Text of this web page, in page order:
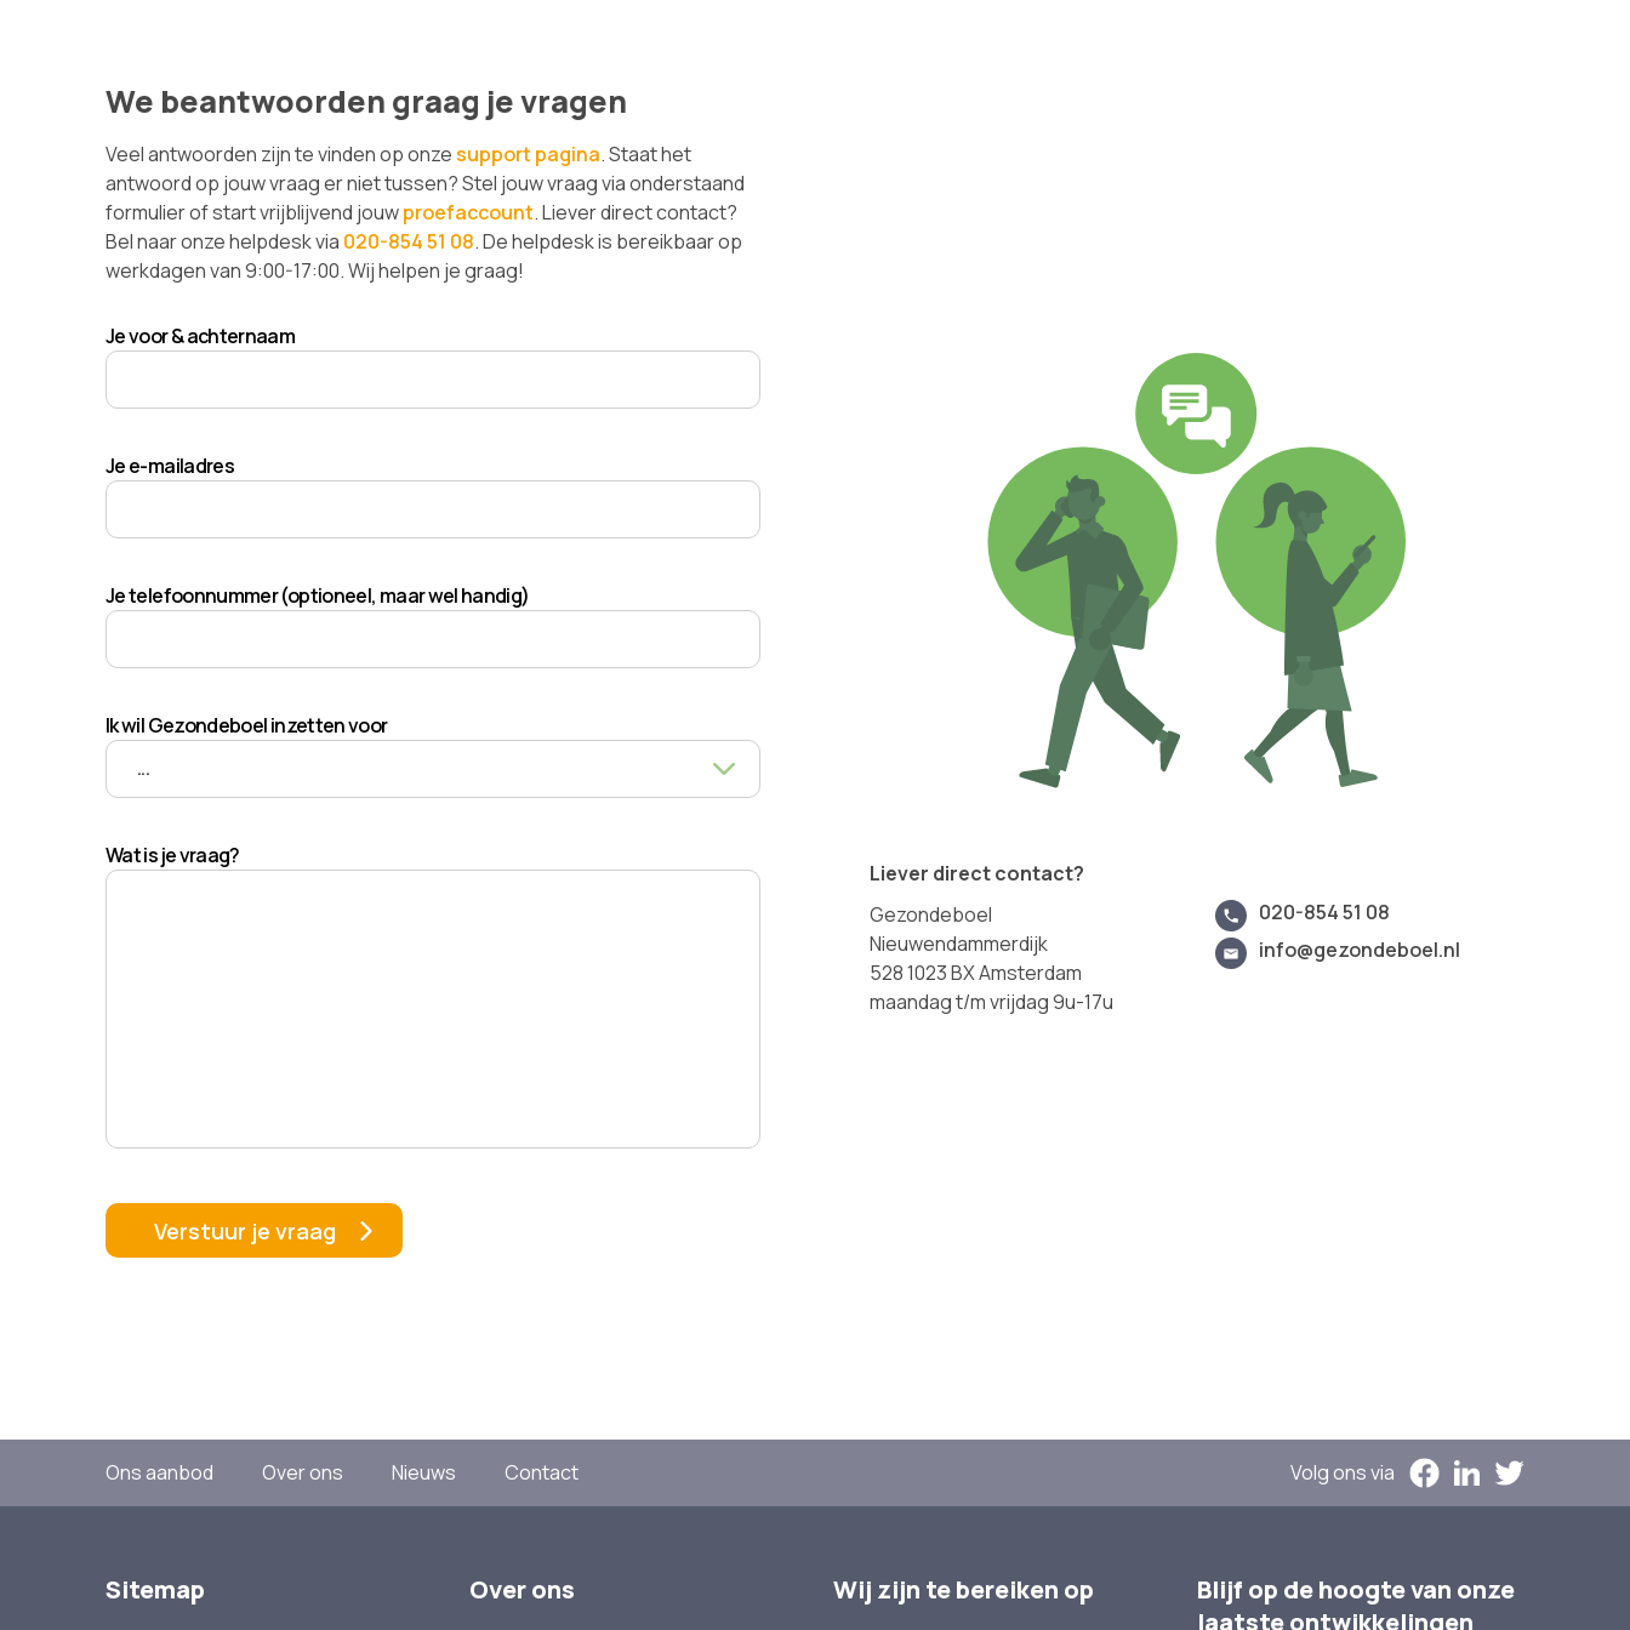
We beantwoorden graag je vragen
Veel antwoorden zijn te vinden op onzesupport pagina. Staat het
antwoord op jouw vraag er niet tussen? Stel jouw vraag via onderstaand
formulier of start vrijblijvend jouwproefaccount. Liever direct contact?
Bel naar onze helpdesk via 020-854 51 08. De helpdesk is bereikbaar op
werkdagen van 9:00-17:00. Wij helpen je graag!
Je voor & achternaam
Je e-mailadres
Je telefoonnummer (optioneel, maar wel handig)
Ik wil Gezondeboel inzetten voor
Wat is je vraag?
Liever direct contact?
Gezondeboel
Nieuwendammerdijk
528 1023 BX Amsterdam
maandag t/m vrijdag 9u-17u
020-854 51 08
info@gezondeboel.nl
Ons aanbod Over ons Nieuws Contact Volg ons via
Sitemap Over ons Wij zijn te bereiken op
Blijf op de hoogte van onze
laatste ontwikkelingen